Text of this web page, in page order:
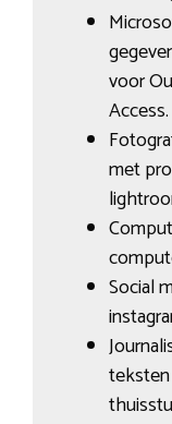
voor
Access.
met
Social